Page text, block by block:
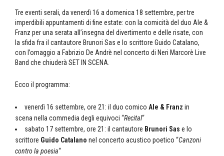
Tre eventi serali, da venerdì 16 a domenica 18 settembre, per tre
imperdibili appuntamenti di fine estate: con la comicità del duo Ale &
Franz per una serata all’insegna del divertimento e delle risate, con
la sfida fra il cantautore Brunori Sas e lo scrittore Guido Catalano,
con l’omaggio a Fabrizio De Andrè nel concerto di Neri Marcorè Live
Band che chiuderà SET IN SCENA.
Ecco il programma:
venerdì 16 settembre, ore 21: il duo comico Ale & Franz in
scena nella commedia degli equivoci “Recital“
sabato 17 settembre, ore 21: il cantautore Brunori Sas e lo
scrittore Guido Catalano nel concerto acustico poetico “Canzoni
contro la poesia“